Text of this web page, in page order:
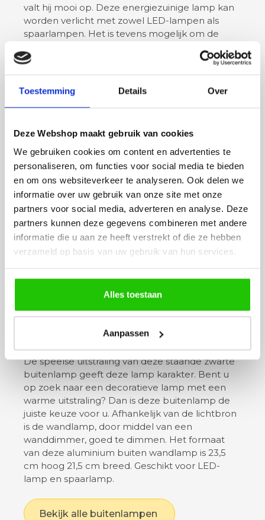
Toestemming Details Over
Deze Webshop maakt gebruik van cookies
We gebruiken cookies om content en advertenties te
personaliseren, om functies voor social media te bieden
en om ons websiteverkeer te analyseren. Ook delen we
informatie over uw gebruik van onze site met onze
partners voor social media, adverteren en analyse. Deze
partners kunnen deze gegevens combineren met andere
informatie die u aan ze heeft verstrekt of die ze hebben
verzameld op basis van uw gebruik van hun services.
Alles toestaan
Aanpassen
valt hij mooi op. Deze energiezuinige lamp kan
worden verlicht met zowel LED-lampen als
spaarlampen. Het is tevens mogelijk om de
transparante acryl glas garandeert een
heldere lichtverspreiding. Een elegante lamp
die een aanwinst voor uw gevel is.
Buitenwandlamp RVS
up/down met sensor
De bewegingssensor in deze buiten wandlamp,
uitgevoerd in rvs zorgt ervoor dat u nooit in het
donker staat. Tevens kunt u snel zien wanneer
iemand uw erf betreedt. Deze stijlvolle
wandlamp schijnt naar boven en beneden en is
geschikt voor een LED-lamp. De buiten
wandlamp is 22 cm hoog en 7 cm breed, klein,
energiezuinig, dit garandeert een lange
Buiten wandlamp zwart
De speelse uitstraling van deze staande zwarte
buitenlamp geeft deze lamp karakter. Bent u
op zoek naar een decoratieve lamp met een
warme uitstraling? Dan is deze buitenlamp de
juiste keuze voor u. Afhankelijk van de lichtbron
is de wandlamp, door middel van een
wanddimmer, goed te dimmen. Het formaat
van deze aluminium buiten wandlamp is 23,5
cm hoog 21,5 cm breed. Geschikt voor LED-
lamp en spaarlamp.
Bekijk alle buitenlampen